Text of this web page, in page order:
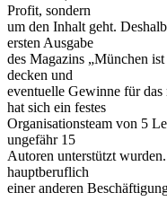
Profit, sondern
um den Inhalt geht.
ersten Ausgabe
des Magazins „München
decken und
eventuelle Gewinne für
hat sich ein festes
Organisationsteam von 5
ungefähr 15
Autoren unterstützt
hauptberuflich
einer anderen